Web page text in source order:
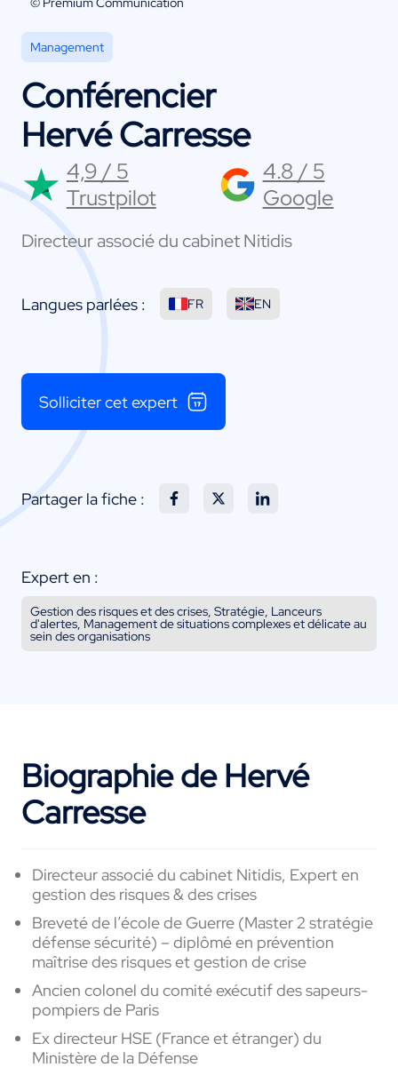
Management
Conférencier
Hervé Carresse
4,9 / 5
Trustpilot
4.8 / 5
Google
Directeur associé du cabinet Nitidis
Langues parlées : FR EN
Solliciter cet expert
Partager la fiche :
Expert en :
Gestion des risques et des crises, Stratégie, Lanceurs
d'alertes, Management de situations complexes et délicate au
sein des organisations
Biographie de Hervé
Carresse
Directeur associé du cabinet Nitidis, Expert en
gestion des risques & des crises
Breveté de l’école de Guerre (Master 2 stratégie
défense sécurité) – diplômé en prévention
maîtrise des risques et gestion de crise
Ancien colonel du comité exécutif des sapeurs-
pompiers de Paris
Ex directeur HSE (France et étranger) du
Ministère de la Défense